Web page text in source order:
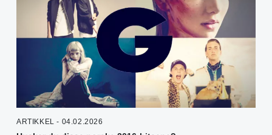
ARTIKKEL - 04.02.2026